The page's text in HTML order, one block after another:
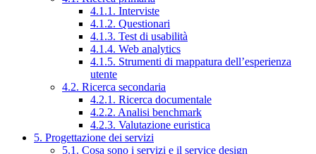
4.1.1. Interviste
4.1.2. Questionari
4.1.3. Test di usabilità
4.1.4. Web analytics
4.1.5. Strumenti di mappatura dell’esperienza
utente
4.2. Ricerca secondaria
4.2.1. Ricerca documentale
4.2.2. Analisi benchmark
4.2.3. Valutazione euristica
5. Progettazione dei servizi
5.1. Cosa sono i servizi e il service design